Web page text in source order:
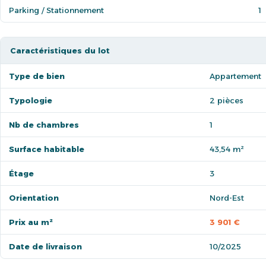
Parking / Stationnement 1
Caractéristiques du lot
Type de bien Appartement
Typologie 2 pièces
Nb de chambres 1
Surface habitable 43,54 m²
Étage 3
Orientation Nord-Est
Prix au m² 3 901 €
Date de livraison 10/2025